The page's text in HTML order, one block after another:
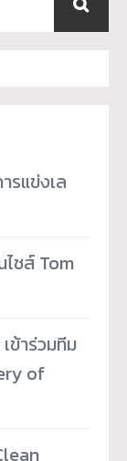
รแข่งเล
ชส์ Tom
ข้าร่วมทีม
of